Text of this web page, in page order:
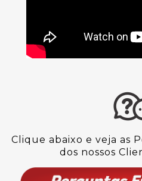
Clique abaixo e veja as
dos nossos